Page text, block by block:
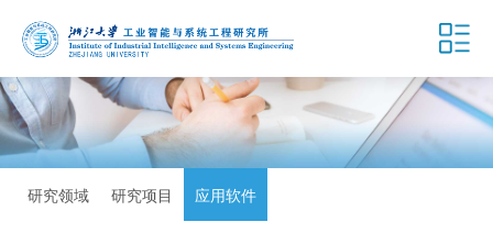
研究领域 研究项目 应用软件